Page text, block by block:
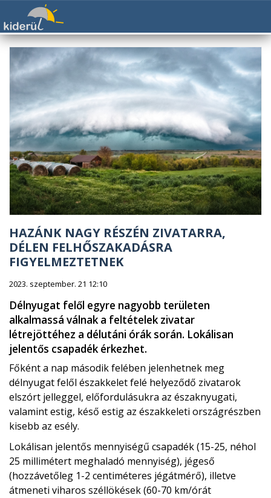
HAZÁNK NAGY RÉSZÉN ZIVATARRA,
DÉLEN FELHŐSZAKADÁSRA
FIGYELMEZTETNEK
2023. szeptember. 21 12:10
Délnyugat felől egyre nagyobb területen
alkalmassá válnak a feltételek zivatar
létrejöttéhez a délutáni órák során. Lokálisan
jelentős csapadék érkezhet.
Főként a nap második felében jelenhetnek meg
délnyugat felől északkelet felé helyeződő zivatarok
elszórt jelleggel, előfordulásukra az északnyugati,
valamint estig, késő estig az északkeleti országrészben
kisebb az esély.
Lokálisan jelentős mennyiségű csapadék (15-25, néhol
25 millimétert meghaladó mennyiség), jégeső
(hozzávetőleg 1-2 centiméteres jégátmérő), illetve
átmeneti viharos széllökések (60-70 km/órát